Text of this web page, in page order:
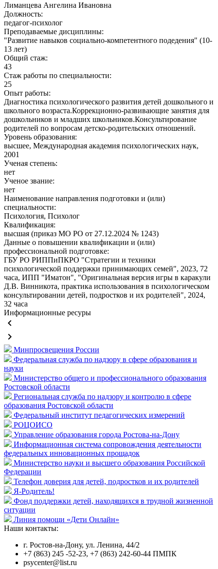
Лиманцева Ангелина Ивановна
Должность:
педагог-психолог
Преподаваемые дисциплины:
"Развитие навыков социально-компетентного подедения" (10-
13 лет)
Общий стаж:
43
Стаж работы по специальности:
25
Опыт работы:
Диагностика психологического развития детей дошкольного и
школьного возраста.Коррекционно-развивающие занятия для
дошкольников и младших школьников.Консультирование
родителей по вопросам детско-родительских отношений.
Уровень образования:
высшее, Международная академия психологических наук,
2001
Ученая степень:
нет
Ученое звание:
нет
Наименование направления подготовки и (или)
специальности:
Психология, Психолог
Квалификация:
высшая (приказ МО РО от 27.12.2024 № 1243)
Данные о повышении квалификации и (или)
профессиональной подготовке:
ГБУ РО РИППиПКРО "Стратегии и техники
психологической поддержки принимающих семей", 2023, 72
часа, ИПП "Иматон", "Оригинальная версия игры в каракули
Д.В. Винникота, практика использования в психологическом
консультировании детей, подростков и их родителей", 2024,
32 часа
Информационные ресуры
keyboard_arrow_left
keyboard_arrow_right
Минпросвещения России
Федеральная служба по надзору в сфере образования и
науки
Министерство общего и профессионального образования
Ростовской области
Региональная служба по надзору и контролю в сфере
образования Ростовской области
Федеральный институт педагогических измерений
РОЦОИСО
Управление образования города Ростова-на-Дону
Информационная система сопровождения деятельности
федеральных инновационных прощадок
Министерство науки и высшего образования Российской
Федерации
Телефон доверия для детей, подростков и их родителей
Я-Родитель!
Фонд поддержки детей, находящихся в трудной жизненной
ситуации
Линия помощи «Дети Онлайн»
Наши контакты:
г. Ростов-на-Дону, ул. Ленина, 44/2
+7 (863) 245 -52-23, +7 (863) 242-60-44 ПМПК
psycenter@list.ru